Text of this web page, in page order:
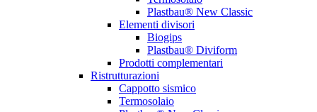
Plastbau® New Classic
Elementi divisori
Biogips
Plastbau® Diviform
Prodotti complementari
Ristrutturazioni
Cappotto sismico
Termosolaio